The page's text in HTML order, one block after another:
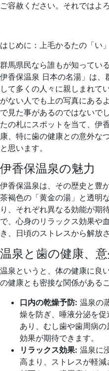
ご容赦ください。それではよ
はじめに：上毛かるたの「い
群馬県民なら誰もが知ってい
伊香保温泉 日本の名湯」は、
して多くの人々に親しまれて
がない人でも上の写真にある
で見た事があるのではないで
たの札にスポットを当て、伊
康、特に歯の健康との意外な
と思います。
伊香保温泉の魅力
伊香保温泉は、その歴史と豊
茶褐色の「黄金の湯」と透明
り、それぞれ異なる効能が期
で、心身のリラックス効果や
き、日頃のストレスから解放
温泉と歯の健康、
温泉というと、体の健康に良
の健康とも密接な関係がある
口内の乾燥予防: 温泉の
燥を防ぎ、唾液分泌を
あり、むし歯や歯周病
効果が期待できます。
リラックス効果: 温泉に
高まり、ストレスが軽